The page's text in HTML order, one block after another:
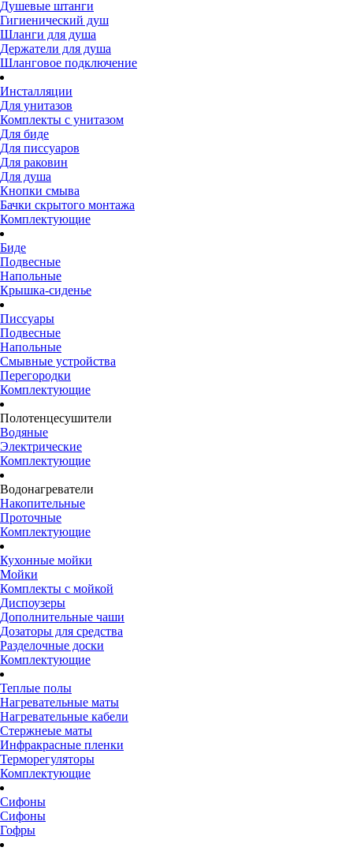
Душевые штанги
Гигиенический душ
Шланги для душа
Держатели для душа
Шланговое подключение
Инсталляции
Для унитазов
Комплекты с унитазом
Для биде
Для писсуаров
Для раковин
Для душа
Кнопки смыва
Бачки скрытого монтажа
Комплектующие
Биде
Подвесные
Напольные
Крышка-сиденье
Писсуары
Подвесные
Напольные
Смывные устройства
Перегородки
Комплектующие
Полотенцесушители
Водяные
Электрические
Комплектующие
Водонагреватели
Накопительные
Проточные
Комплектующие
Кухонные мойки
Мойки
Комплекты с мойкой
Диспоузеры
Дополнительные чаши
Дозаторы для средства
Разделочные доски
Комплектующие
Теплые полы
Нагревательные маты
Нагревательные кабели
Стержнеые маты
Инфракрасные пленки
Терморегуляторы
Комплектующие
Сифоны
Сифоны
Гофры